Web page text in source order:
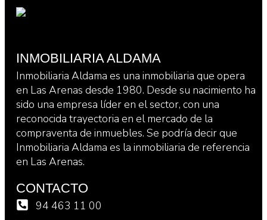
INMOBILIARIA ALDAMA
Inmobiliaria Aldama es una inmobiliaria que opera
en Las Arenas desde 1980. Desde su nacimiento ha
sido una empresa líder en el sector, con una
reconocida trayectoria en el mercado de la
compraventa de inmuebles. Se podría decir que
Inmobiliaria Aldama es la inmobiliaria de referencia
en Las Arenas.
CONTACTO
94 463 11 00